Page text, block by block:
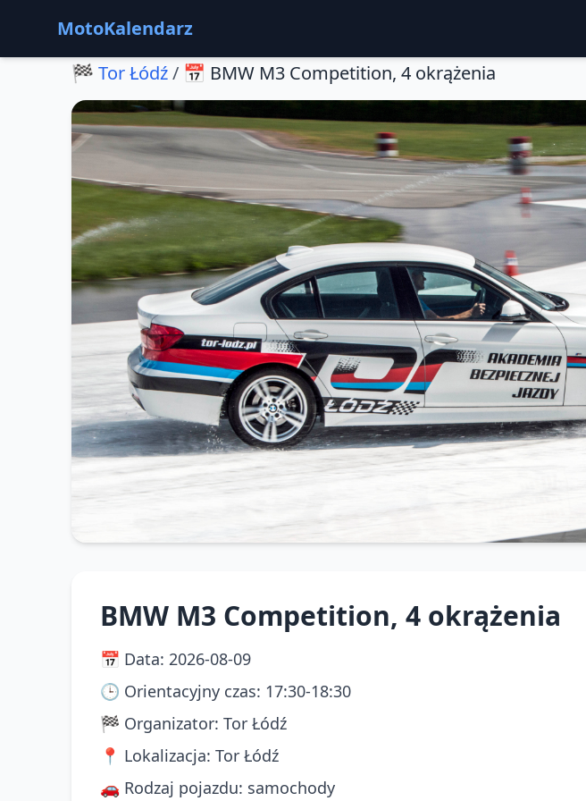
MotoKalendarz
🏁 Tor Łódź/ 📅 BMW M3 Competition, 4 okrążenia
BMW M3 Competition, 4 okrążenia
📅 Data: 2026-08-09
🕒 Orientacyjny czas: 17:30-18:30
🏁 Organizator: Tor Łódź
📍 Lokalizacja: Tor Łódź
🚗 Rodzaj pojazdu: samochody